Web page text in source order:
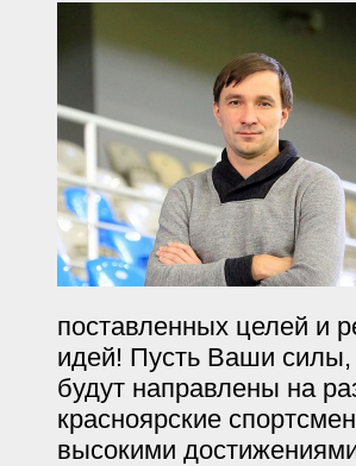
поставленных целей и
идей! Пусть Ваши силы,
будут направлены на
красноярские
высокими